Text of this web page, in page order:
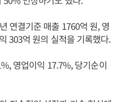
연결기준 매출 1760억 원, 영
303억 원의 실적을 기록했다.
영업이익 17.7%, 당기순이